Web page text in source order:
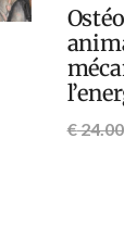
€24.00